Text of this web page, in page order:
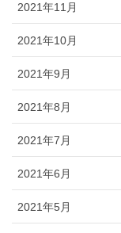
2021年11月
2021年10月
2021年9月
2021年8月
2021年7月
2021年6月
2021年5月